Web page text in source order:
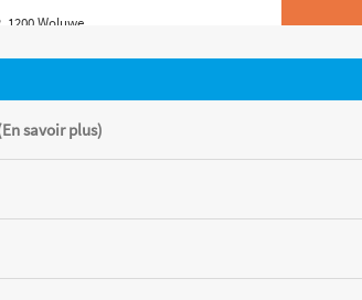
savoir plus)
1200 Woluwe